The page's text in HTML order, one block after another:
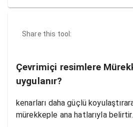
Share this tool:
Çevrimiçi resimlere
uygulanır?
kenarları daha güçlü
mürekkeple ana hatlarıyla belirtir.